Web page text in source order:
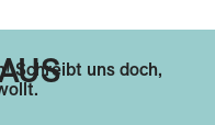
Schreibt uns doch,